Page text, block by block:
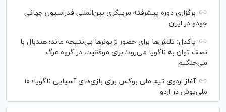
برگزاری دوره پیشرفته مربیگری بین‌المللی فدراسیون جهانی
جودو در ایران
پاکدل: تلاش‌ها برای حضور لژیونر‌ها بی‌نتیجه ماند؛ هندبال با
نصف توان به ناگویا می‌رود/ برای موفقیت در گروه مرگ
می‌جنگیم
آغاز اردوی تیم ملی بوکس برای بازی‌های آسیایی ناگویا؛ ۱۰
ملی‌پوش در اردو